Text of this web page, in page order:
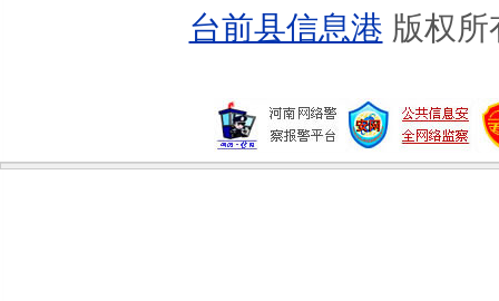
台前县信息港 版权